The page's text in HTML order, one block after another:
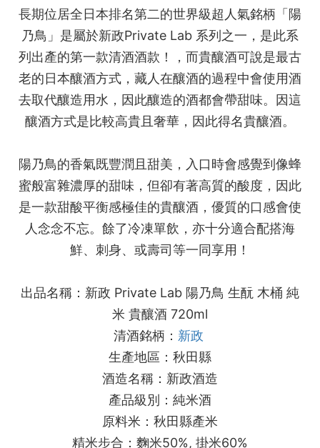
長期位居全日本排名第二的世界級超人氣銘柄「陽
乃鳥」是屬於新政Private Lab 系列之一，是此系
列出產的第一款清酒酒款！，而貴釀酒可說是最古
老的日本釀酒方式，藏人在釀酒的過程中會使用酒
去取代釀造用水，因此釀造的酒都會帶甜味。因這
釀酒方式是比較高貴且奢華，因此得名貴釀酒。
陽乃鳥的香氣既豐潤且甜美，入口時會感覺到像蜂
蜜般富雜濃厚的甜味，但卻有著高質的酸度，因此
是一款甜酸平衡感極佳的貴釀酒，優質的口感會使
人念念不忘。餘了冷凍單飲，亦十分適合配搭海
鮮、刺身、或壽司等一同享用！
出品名稱：新政 Private Lab 陽乃鳥 生酛 木桶 純
米 貴釀酒 720ml
清酒銘柄： 新政
生產地區：秋田縣
酒造名稱：新政酒造
產品級別：純米酒
原料米：秋田縣產米
精米步合：麴米50%, 掛米60%